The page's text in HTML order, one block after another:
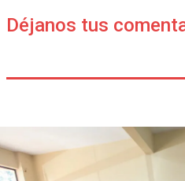
Déjanos tus